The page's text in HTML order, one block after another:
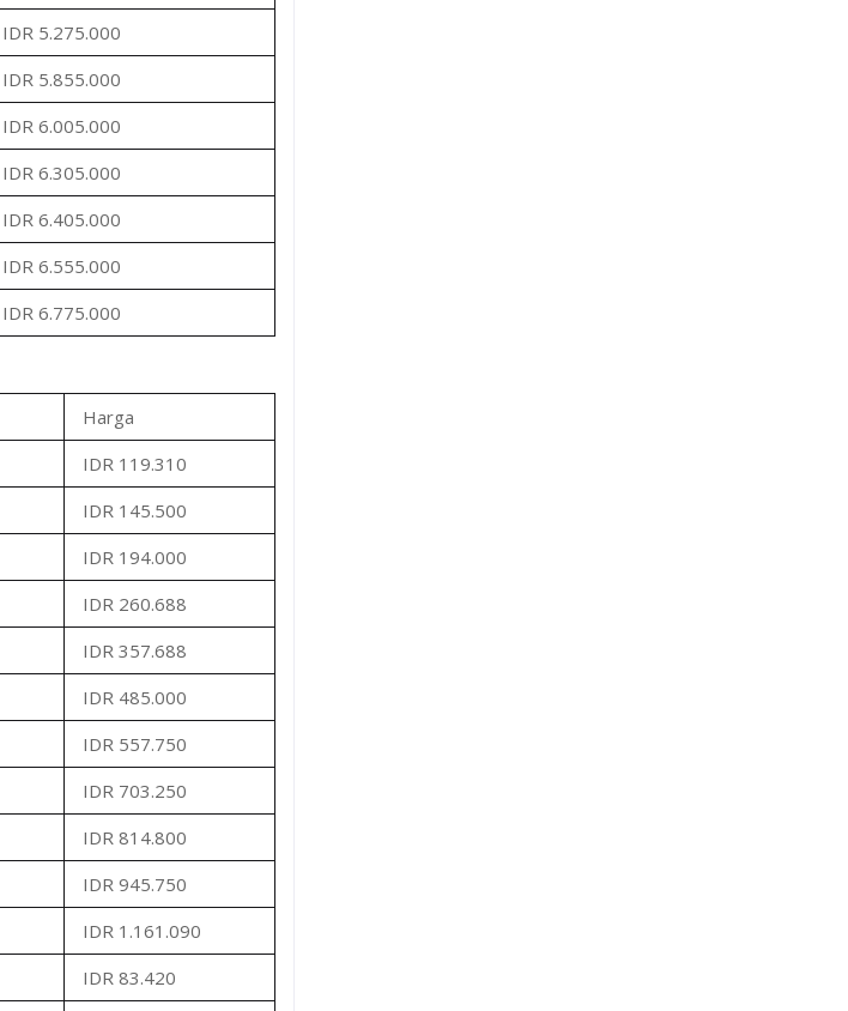
IDR 5.275.000
IDR 5.855.000
IDR 6.005.000
IDR 6.305.000
IDR 6.405.000
IDR 6.555.000
IDR 6.775.000
Harga
IDR 119.310
IDR 145.500
IDR 194.000
IDR 260.688
IDR 357.688
IDR 485.000
IDR 557.750
IDR 703.250
IDR 814.800
IDR 945.750
IDR 1.161.090
IDR 83.420